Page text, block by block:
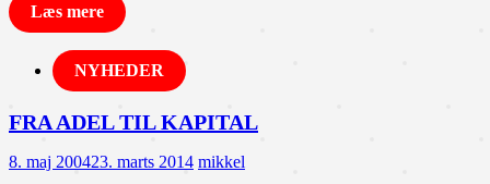
Læs mere
NYHEDER
FRA ADEL TIL KAPITAL
8. maj 200423. marts 2014 mikkel